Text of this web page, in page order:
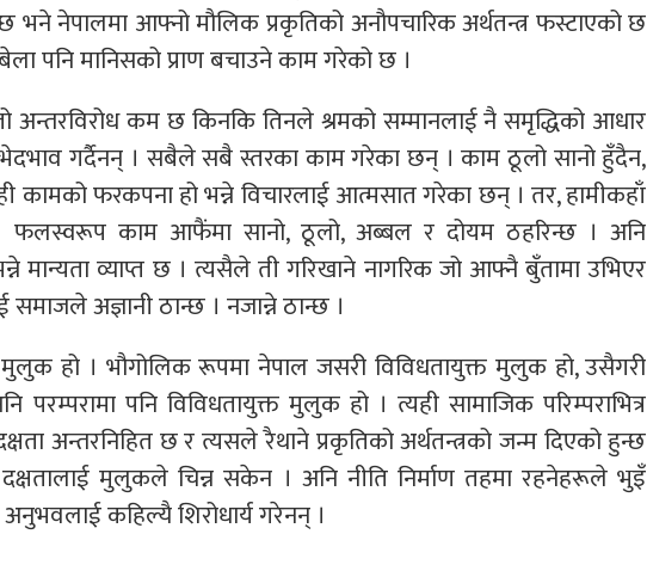
भने नेपालमा आफ्नो मौलिक प्रकृतिको अनौपचारिक अर्थतन्त्र फस्टाएको छ
पनि मानिसको प्राण बचाउने काम गरेको छ ।
अन्तरविरोध कम छ किनकि तिनले श्रमको सम्मानलाई नै समृद्धिको आधार
गर्दैनन् । सबैले सबै स्तरका काम गरेका छन् । काम ठूलो सानो हुँदैन,
कामको फरकपना हो भन्ने विचारलाई आत्मसात गरेका छन् । तर, हामीकहाँ
काम आफैंमा सानो, ठूलो, अब्बल र दोयम ठहरिन्छ । अनि
मान्यता व्याप्त छ । त्यसैले ती गरिखाने नागरिक जो आफ्नै बुँतामा उभिएर
अज्ञानी ठान्छ । नजान्ने ठान्छ ।
हो । भौगोलिक रूपमा नेपाल जसरी विविधतायुक्त मुलुक हो, उसैगरी
परम्परामा पनि विविधतायुक्त मुलुक हो । त्यही सामाजिक परिम्पराभित्र
अन्तरनिहित छ र त्यसले रैथाने प्रकृतिको अर्थतन्त्रको जन्म दिएको हुन्छ
दक्षतालाई मुलुकले चिन्न सकेन । अनि नीति निर्माण तहमा रहनेहरूले भुइँ
कहिल्यै शिरोधार्य गरेनन् ।